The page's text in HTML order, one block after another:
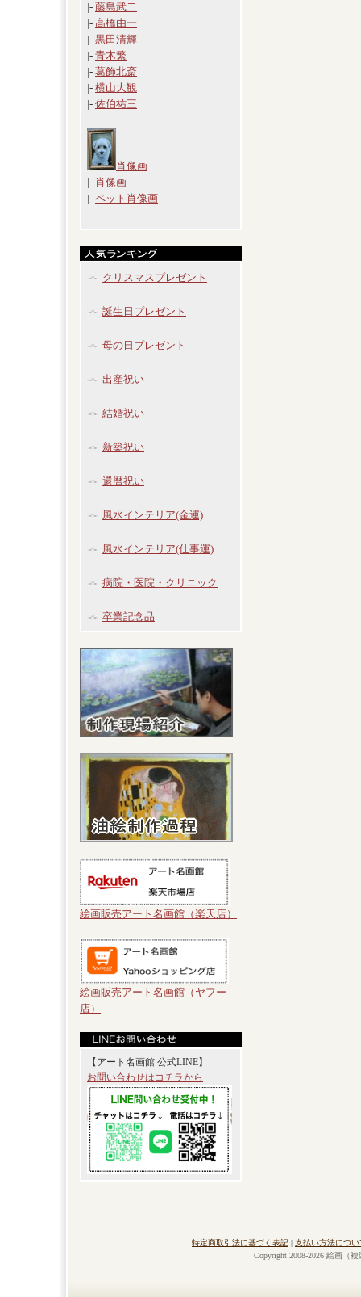
|- 藤島武二
|- 高橋由一
|- 黒田清輝
|- 青木繁
|- 葛飾北斎
|- 横山大観
|- 佐伯祐三
肖像画
|- 肖像画
|- ペット肖像画
クリスマスプレゼント
誕生日プレゼント
母の日プレゼント
出産祝い
結婚祝い
新築祝い
還暦祝い
風水インテリア(金運)
風水インテリア(仕事運)
病院・医院・クリニック
卒業記念品
絵画販売アート名画館（楽天店）
絵画販売アート名画館（ヤフー
店）
【アート名画館 公式LINE】
お問い合わせはコチラから
特定商取引法に基づく表記 | 支払い方法につい
Copyright 2008-2026 絵画（